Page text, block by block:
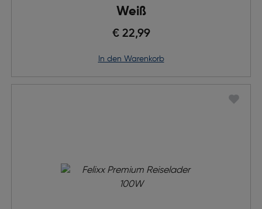
Weiß
€ 22,99
in den Warenkorb